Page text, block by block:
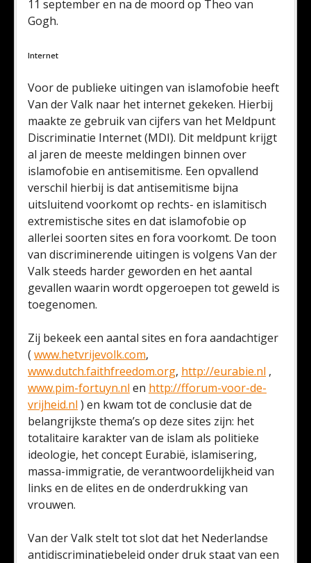
11 september en na de moord op Theo van
Gogh.
Internet
Voor de publieke uitingen van islamofobie heeft
Van der Valk naar het internet gekeken. Hierbij
maakte ze gebruik van cijfers van het Meldpunt
Discriminatie Internet (MDI). Dit meldpunt krijgt
al jaren de meeste meldingen binnen over
islamofobie en antisemitisme. Een opvallend
verschil hierbij is dat antisemitisme bijna
uitsluitend voorkomt op rechts- en islamitisch
extremistische sites en dat islamofobie op
allerlei soorten sites en fora voorkomt. De toon
van discriminerende uitingen is volgens Van der
Valk steeds harder geworden en het aantal
gevallen waarin wordt opgeroepen tot geweld is
toegenomen.
Zij bekeek een aantal sites en fora aandachtiger
( www.hetvrijevolk.com,
www.dutch.faithfreedom.org, http://eurabie.nl ,
www.pim-fortuyn.nl en http://fforum-voor-de-
vrijheid.nl ) en kwam tot de conclusie dat de
belangrijkste thema’s op deze sites zijn: het
totalitaire karakter van de islam als politieke
ideologie, het concept Eurabië, islamisering,
massa-immigratie, de verantwoordelijkheid van
links en de elites en de onderdrukking van
vrouwen.
Van der Valk stelt tot slot dat het Nederlandse
antidiscriminatiebeleid onder druk staat van een